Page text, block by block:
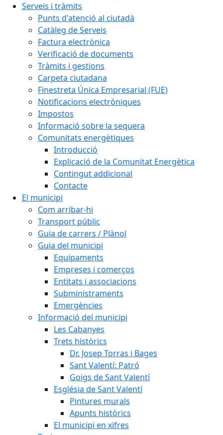
Serveis i tràmits
Punts d'atenció al ciutadà
Catàleg de Serveis
Factura electrònica
Verificació de documents
Tràmits i gestions
Carpeta ciutadana
Finestreta Única Empresarial (FUE)
Notificacions electròniques
Impostos
Informació sobre la sequera
Comunitats energètiques
Introducció
Explicació de la Comunitat Energètica
Contingut addicional
Contacte
El municipi
Com arribar-hi
Transport públic
Guia de carrers / Plànol
Guia del municipi
Equipaments
Empreses i comerços
Entitats i associacions
Subministraments
Emergències
Informació del municipi
Les Cabanyes
Trets històrics
Dr. Josep Torras i Bages
Sant Valentí: Patró
Goigs de Sant Valentí
Església de Sant Valentí
Pintures murals
Apunts històrics
El municipi en xifres